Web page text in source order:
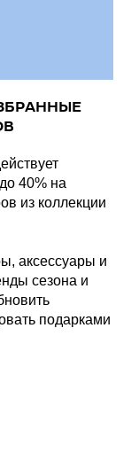
40% на
из коллекции
аксессуары и
сезона и
подарками